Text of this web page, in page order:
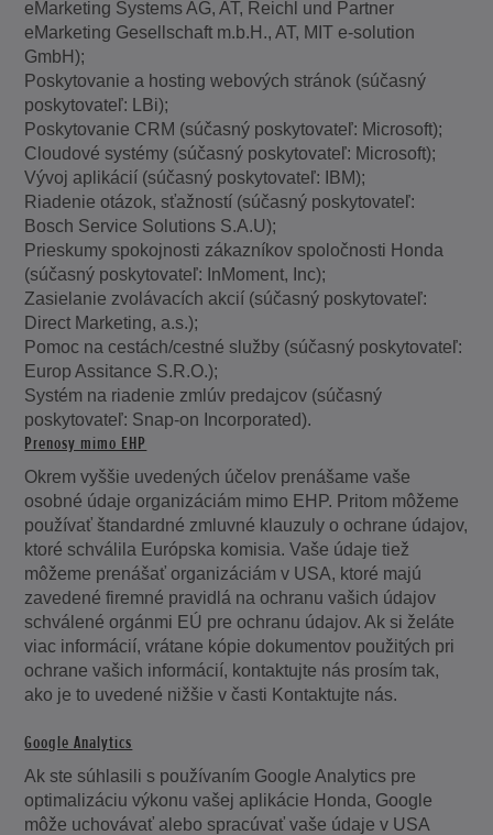
eMarketing Systems AG, AT, Reichl und Partner
eMarketing Gesellschaft m.b.H., AT, MIT e-solution
GmbH);
Poskytovanie a hosting webových stránok (súčasný
poskytovateľ: LBi);
Poskytovanie CRM (súčasný poskytovateľ: Microsoft);
Cloudové systémy (súčasný poskytovateľ: Microsoft);
Vývoj aplikácií (súčasný poskytovateľ: IBM);
Riadenie otázok, sťažností (súčasný poskytovateľ:
Bosch Service Solutions S.A.U);
Prieskumy spokojnosti zákazníkov spoločnosti Honda
(súčasný poskytovateľ: InMoment, Inc);
Zasielanie zvolávacích akcií (súčasný poskytovateľ:
Direct Marketing, a.s.);
Pomoc na cestách/cestné služby (súčasný poskytovateľ:
Europ Assitance S.R.O.);
Systém na riadenie zmlúv predajcov (súčasný
poskytovateľ: Snap-on Incorporated).
Prenosy mimo EHP
Okrem vyššie uvedených účelov prenášame vaše
osobné údaje organizáciám mimo EHP. Pritom môžeme
používať štandardné zmluvné klauzuly o ochrane údajov,
ktoré schválila Európska komisia. Vaše údaje tiež
môžeme prenášať organizáciám v USA, ktoré majú
zavedené firemné pravidlá na ochranu vašich údajov
schválené orgánmi EÚ pre ochranu údajov. Ak si želáte
viac informácií, vrátane kópie dokumentov použitých pri
ochrane vašich informácií, kontaktujte nás prosím tak,
ako je to uvedené nižšie v časti Kontaktujte nás.
Google Analytics
Ak ste súhlasili s používaním Google Analytics pre
optimalizáciu výkonu vašej aplikácie Honda, Google
môže uchovávať alebo spracúvať vaše údaje v USA